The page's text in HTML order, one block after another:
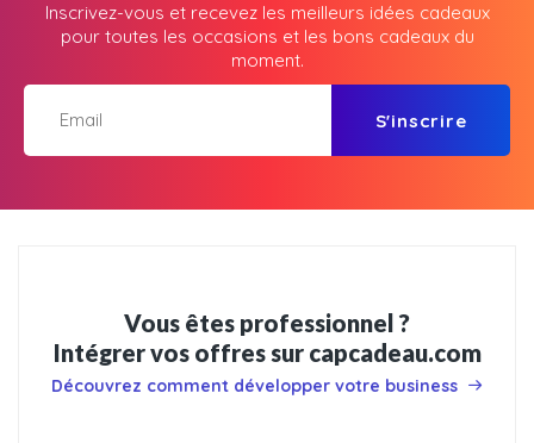
Inscrivez-vous et recevez les meilleurs idées cadeaux
pour toutes les occasions et les bons cadeaux du
moment.
S'inscrire
Vous êtes professionnel ?
Intégrer vos offres sur capcadeau.com
Découvrez comment développer votre business